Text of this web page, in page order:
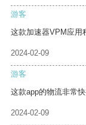
游客
这款加速器VPM应用
2024-02-09
游客
这款app的物流非常
2024-02-09